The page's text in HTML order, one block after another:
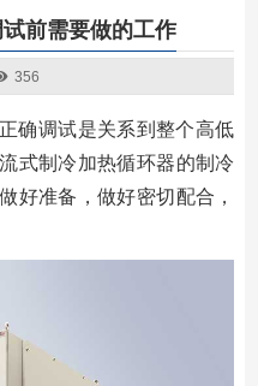
前需要做的工作
356
确调试是关系到整个高低
式制冷加热循环器的制冷
好准备，做好密切配合，